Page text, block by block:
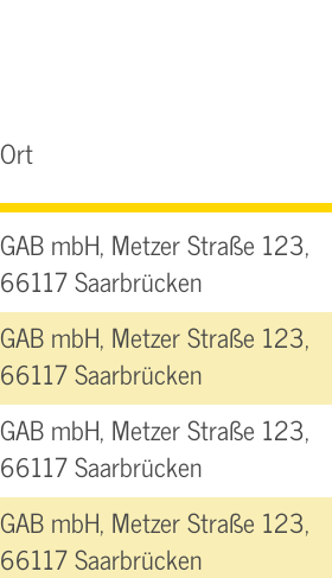
Ort
GAB mbH, Metzer Straße 123,
66117 Saarbrücken
GAB mbH, Metzer Straße 123,
66117 Saarbrücken
GAB mbH, Metzer Straße 123,
66117 Saarbrücken
GAB mbH, Metzer Straße 123,
66117 Saarbrücken